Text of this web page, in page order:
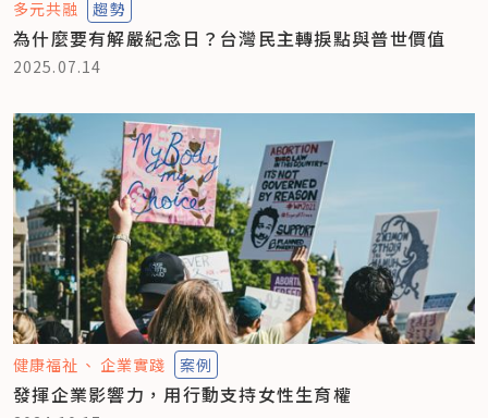
多元共融 趨勢
為什麼要有解嚴紀念日？台灣民主轉捩點與普世價值
2025.07.14
健康福祉 企業實踐 案例
發揮企業影響力，用行動支持女性生育權